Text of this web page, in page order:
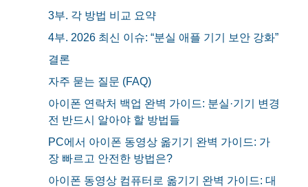
3부. 각 방법 비교 요약
4부. 2026 최신 이슈: “분실 애플 기기 보안 강화”
결론
자주 묻는 질문 (FAQ)
아이폰 연락처 백업 완벽 가이드: 분실·기기 변경
전 반드시 알아야 할 방법들
PC에서 아이폰 동영상 옮기기 완벽 가이드: 가
장 빠르고 안전한 방법은?
아이폰 동영상 컴퓨터로 옮기기 완벽 가이드: 대